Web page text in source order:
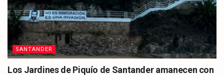
SANTANDER
Los Jardines de Piquío de Santander amanecen con